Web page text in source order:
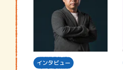
インタビュー